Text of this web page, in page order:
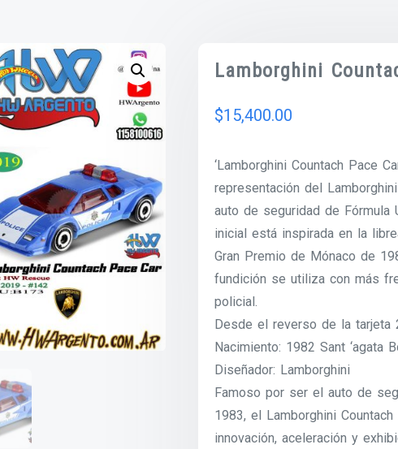
Lamborghini
$15,400.00
‘Lamborghini Countach Pace
representación del
auto de seguridad de
inicial está inspirada en la
Gran Premio de Mónaco de
fundición se utiliza con más
policial.
Desde el reverso de la tarjeta
Nacimiento: 1982 Sant ‘agata
Diseñador: Lamborghini
Famoso por ser el auto de
1983, el Lamborghini
innovación, aceleración y